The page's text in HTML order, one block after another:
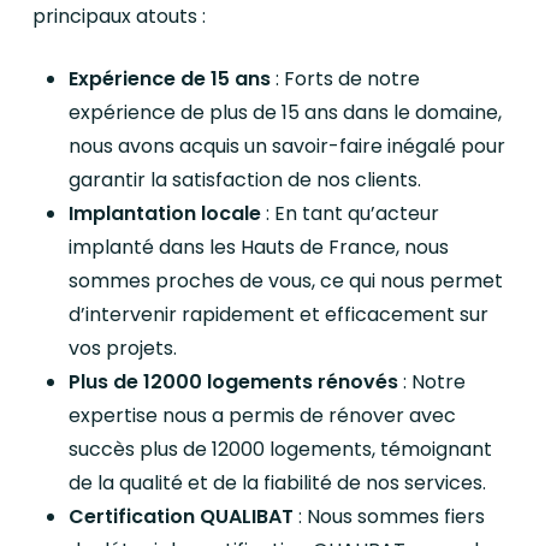
principaux atouts :
Expérience de 15 ans: Forts de notre
expérience de plus de 15 ans dans le domaine,
nous avons acquis un savoir-faire inégalé pour
garantir la satisfaction de nos clients.
Implantation locale: En tant qu’acteur
implanté dans les Hauts de France, nous
sommes proches de vous, ce qui nous permet
d’intervenir rapidement et efficacement sur
vos projets.
Plus de 12000 logements rénovés: Notre
expertise nous a permis de rénover avec
succès plus de 12000 logements, témoignant
de la qualité et de la fiabilité de nos services.
Certification QUALIBAT : Nous sommes fiers